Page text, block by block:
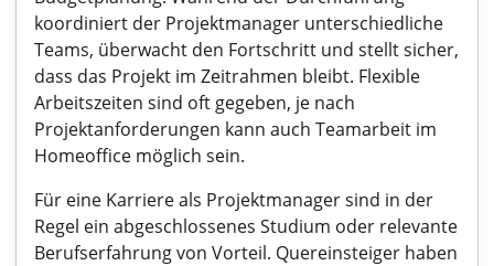
koordiniert der Projektmanager unterschiedliche
Teams, überwacht den Fortschritt und stellt sicher,
dass das Projekt im Zeitrahmen bleibt. Flexible
Arbeitszeiten sind oft gegeben, je nach
Projektanforderungen kann auch Teamarbeit im
Homeoffice möglich sein.
Für eine Karriere als Projektmanager sind in der
Regel ein abgeschlossenes Studium oder relevante
Berufserfahrung von Vorteil. Quereinsteiger haben